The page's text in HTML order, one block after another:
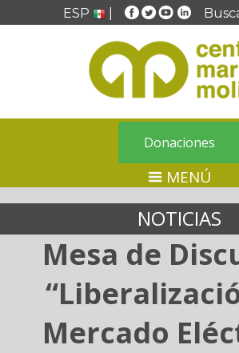
ESP
Donaciones
MENÚ
NOTICIAS
Mesa de
Mercado